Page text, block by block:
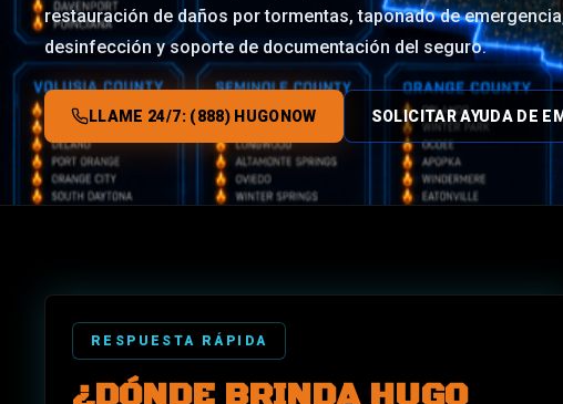
restauración de daños por tormentas, taponado de
desinfección y soporte de documentación del seguro.
LLAME 24/7: (888) HUGONOW SOLICITAR AYUDA DE
RESPUESTA RÁPIDA